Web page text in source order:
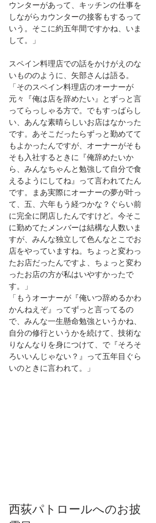
ウンターがあって、キッチンの仕事を
しながらカウンターの接客もするって
いう。そこに約五年間ですかね、いま
して。」
スペイン料理店での話をかけがえのな
いもののように、矢部さんは語る。
「そのスペイン料理店のオーナーが
元々『俺は店を辞めたい』とずっと言
ってらっしゃる方で。でもすっばらし
い、あんな素晴らしいお店はなかった
です。あそこだったらずっと勤めてて
もよかったんですが、オーナーがそも
そも入社するときに『俺辞めたいか
ら、みんなちゃんと勉強して自分で食
えるようにしてね』って言われてたん
です。まあ実際にオーナーの夢が叶っ
て、五、六年もう経つかな？ぐらい前
に完全に閉店したんですけど。今そこ
に勤めてたメンバーは結構な人数いま
すが、みんな独立して色んなとこでお
店をやっていますね。ちょっと変わっ
たお店だったんですよ、ちょっと変わ
ったお店の方が私はいやすかったで
す。」
「もうオーナーが『俺いつ辞めるかわ
かんねえぞ』ってずっと言ってるの
で、みんな一生懸命勉強というかね、
自分の修行というかを続けて、技術な
りなんなりを身につけて、で『そろそ
ろいいんじゃない？』って五年目ぐら
いのときに言われて。」
西荻パトロールへのお披